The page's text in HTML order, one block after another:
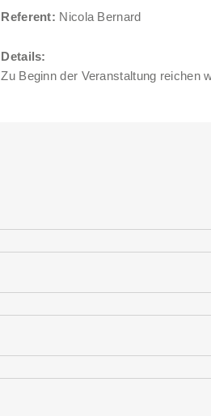
Referent: Nicola Bernard
Details:
Zu Beginn der Veranstaltung reichen